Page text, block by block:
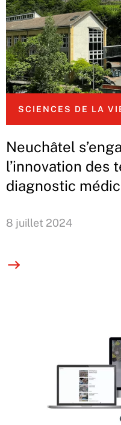
SCIENCES DE LA
Neuchâtel
l’innovation des
diagnostic
8 juillet 2024